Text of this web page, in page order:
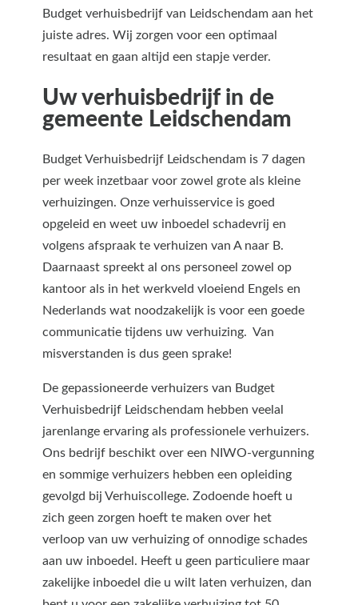
Budget verhuisbedrijf van Leidschendam aan het
juiste adres. Wij zorgen voor een optimaal
resultaat en gaan altijd een stapje verder.
Uw verhuisbedrijf in de
gemeente Leidschendam
Budget Verhuisbedrijf Leidschendam is 7 dagen
per week inzetbaar voor zowel grote als kleine
verhuizingen. Onze verhuisservice is goed
opgeleid en weet uw inboedel schadevrij en
volgens afspraak te verhuizen van A naar B.
Daarnaast spreekt al ons personeel zowel op
kantoor als in het werkveld vloeiend Engels en
Nederlands wat noodzakelijk is voor een goede
communicatie tijdens uw verhuizing. Van
misverstanden is dus geen sprake!
De gepassioneerde verhuizers van Budget
Verhuisbedrijf Leidschendam hebben veelal
jarenlange ervaring als professionele verhuizers.
Ons bedrijf beschikt over een NIWO-vergunning
en sommige verhuizers hebben een opleiding
gevolgd bij Verhuiscollege. Zodoende hoeft u
zich geen zorgen hoeft te maken over het
verloop van uw verhuizing of onnodige schades
aan uw inboedel. Heeft u geen particuliere maar
zakelijke inboedel die u wilt laten verhuizen, dan